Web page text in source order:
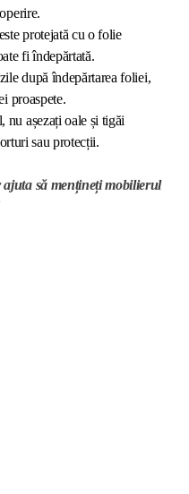
protejată cu o folie
fi îndepărtată.
după îndepărtarea foliei,
proaspete.
nu așezați oale și tigăi
sau protecții.
ajuta să mențineți mobilierul